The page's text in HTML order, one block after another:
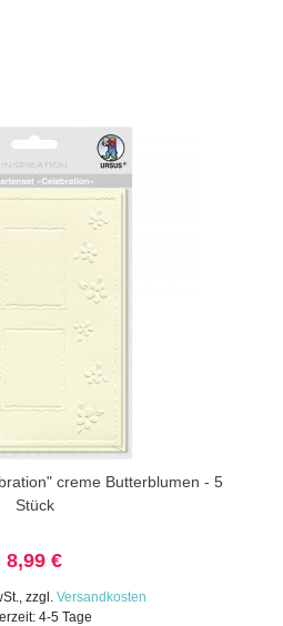
creme Butterblumen - 5
Stück
8,99 €
, zzgl. Versandkosten
4-5 Tage